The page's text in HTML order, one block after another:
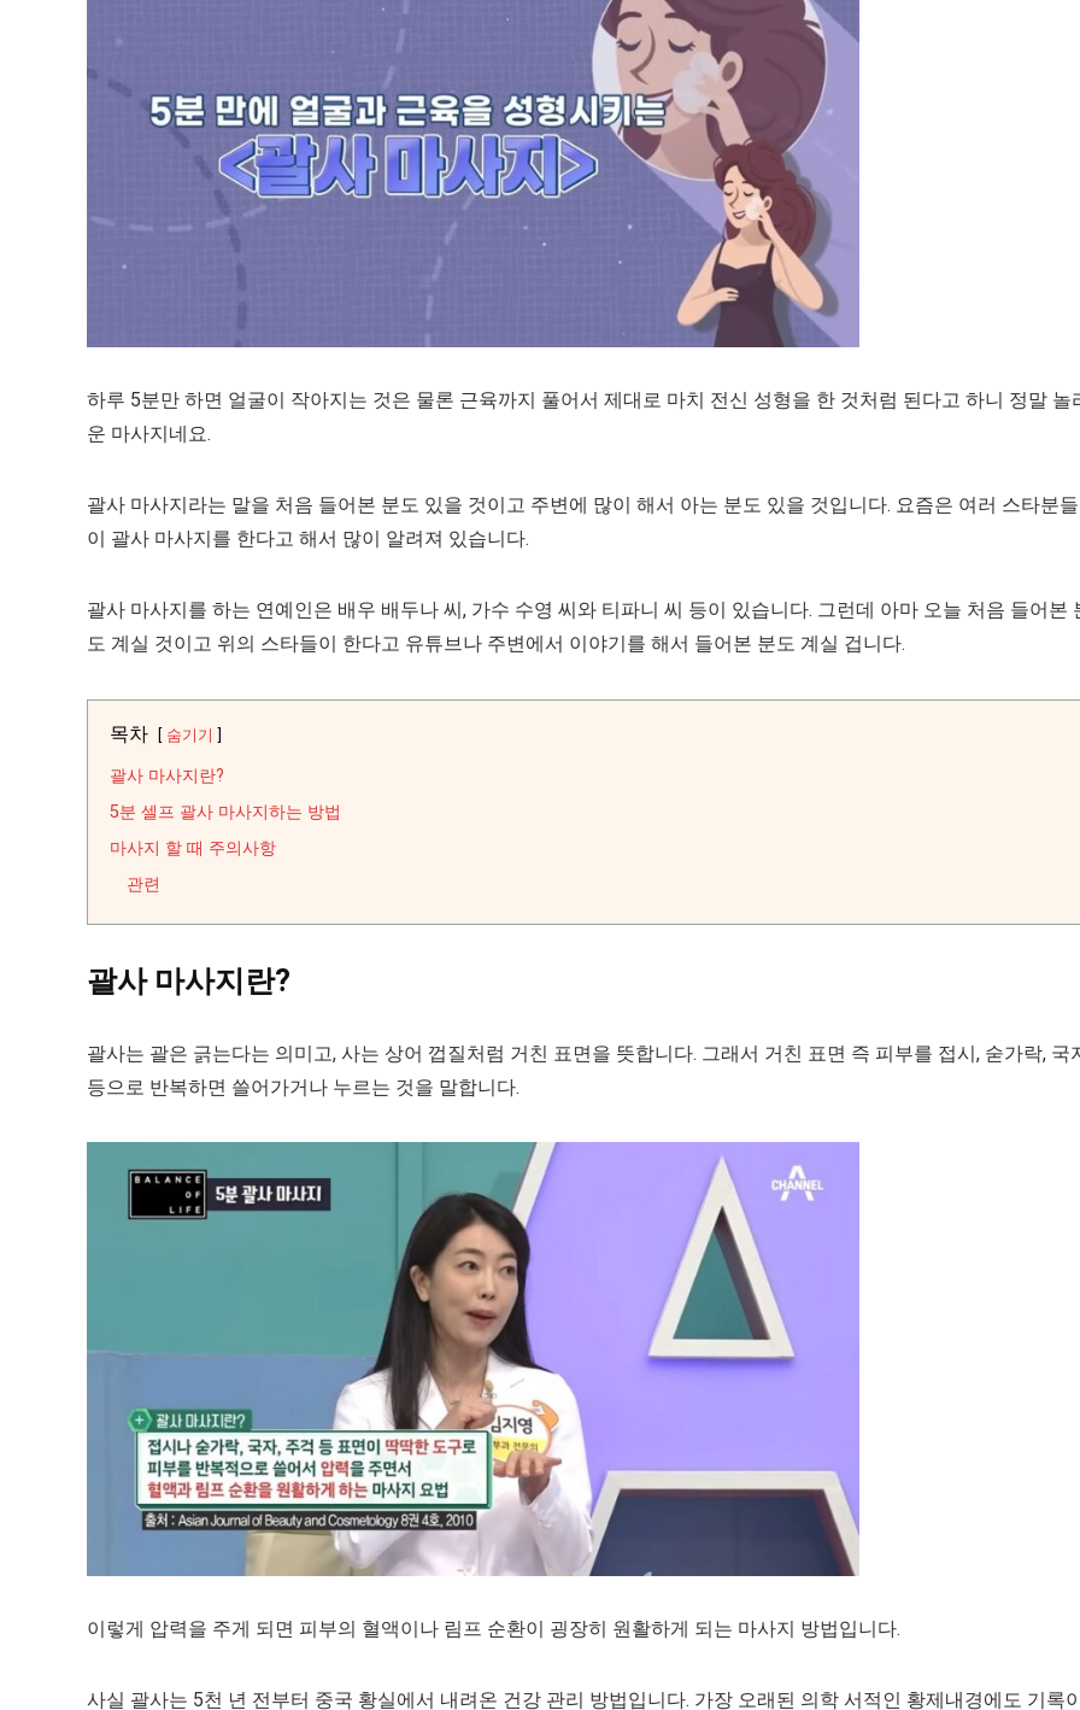
하루 5분만 하면 얼굴이 작아지는 것은 물론 근육까지 풀어서 제대로 마치 전신 성형을 한 것처럼 된다고 하니 정말 놀
운 마사지네요.
괄사 마사지라는 말을 처음 들어본 분도 있을 것이고 주변에 많이 해서 아는 분도 있을 것입니다. 요즘은 여러 스타분
이 괄사 마사지를 한다고 해서 많이 알려져 있습니다.
괄사 마사지를 하는 연예인은 배우 배두나 씨, 가수 수영 씨와 티파니 씨 등이 있습니다. 그런데 아마 오늘 처음 들어본
도 계실 것이고 위의 스타들이 한다고 유튜브나 주변에서 이야기를 해서 들어본 분도 계실 겁니다.
목차 숨기기
괄사 마사지란?
5분 셀프 괄사 마사지하는 방법
마사지 할 때 주의사항
관련
괄사 마사지란?
괄사는 괄은 긁는다는 의미고, 사는 상어 껍질처럼 거친 표면을 뜻합니다. 그래서 거친 표면 즉 피부를 접시, 숟가락, 국
등으로 반복하면 쓸어가거나 누르는 것을 말합니다.
이렇게 압력을 주게 되면 피부의 혈액이나 림프 순환이 굉장히 원활하게 되는 마사지 방법입니다.
사실 괄사는 5천 년 전부터 중국 황실에서 내려온 건강 관리 방법입니다. 가장 오래된 의학 서적인 황제내경에도 기록